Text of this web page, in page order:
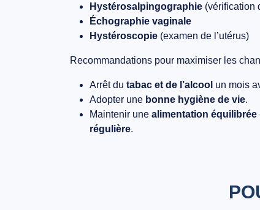
Hystérosalpingographie (vérification
Échographie vaginale
Hystéroscopie (examen de l’utérus)
Recommandations pour maximiser les
Arrêt du tabac et de l’alcool un mois
Adopter une bonne hygiène de vie.
Maintenir une alimentation équilibrée
régulière.